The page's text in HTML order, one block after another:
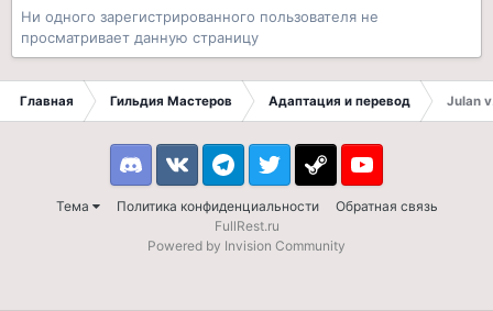
Ни одного зарегистрированного пользователя не
просматривает данную страницу
Главная Гильдия Мастеров Адаптация и перевод Julan
Тема Политика конфиденциальности Обратная связь
DiscordVK TelegramTwitter Steam Youtube
FullRest.ru
Powered by Invision Community